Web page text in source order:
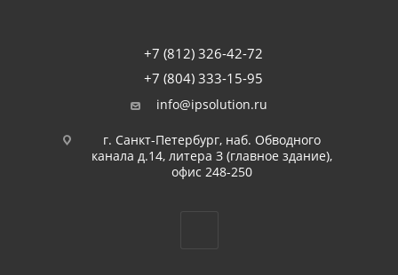
+7 (812) 326-42-72
+7 (804) 333-15-95
info@ipsolution.ru
г. Санкт-Петербург, наб. Обводного
канала д.14, литера З (главное здание),
офис 248-250